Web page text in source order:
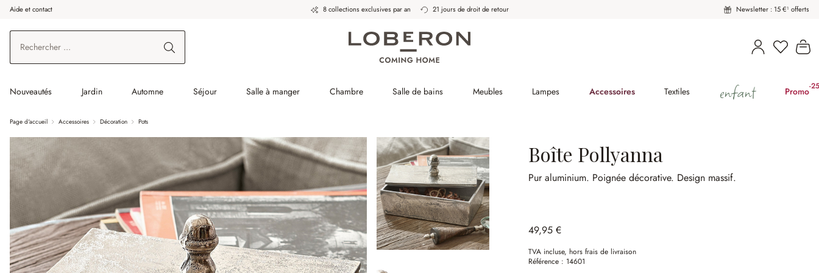
au contenu principal
Aller à la recherche
Aller à la navigation principale
Aide et contact 8 collections exclusives par an 21 jours de droit de retour Newsletter : 15 €¹ offerts
Vous
Nouveautés Jardin Automne Séjour Salle à manger Chambre Salle de bains Meubles Lampes Accessoires Textiles enfant Promo-
Page d'accueil Accessoires Décoration Pots
Boîte Pollyanna
Pur aluminium. Poignée décorative. Design massif.
49,95 €
TVA incluse, hors frais de livraison
Référence : 14601